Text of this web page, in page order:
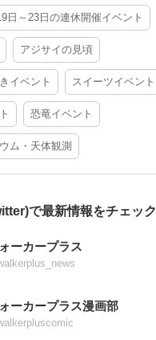
日～23日の連休開催イベント
アジサイの見頃
イベント スイーツイベント
恐竜イベント
ム・天体観測
で最新情報をチェック
ーカープラス
ーカープラス漫画部